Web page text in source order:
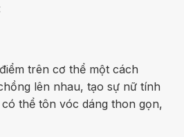
trên cơ thể một cách
lên nhau, tạo sự nữ tính
thể tôn vóc dáng thon gọn,